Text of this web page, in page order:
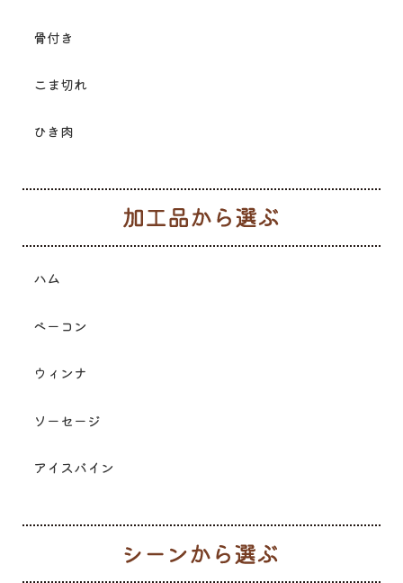
骨付き
こま切れ
ひき肉
ハム
ベーコン
ウィンナ
ソーセージ
アイスバイン